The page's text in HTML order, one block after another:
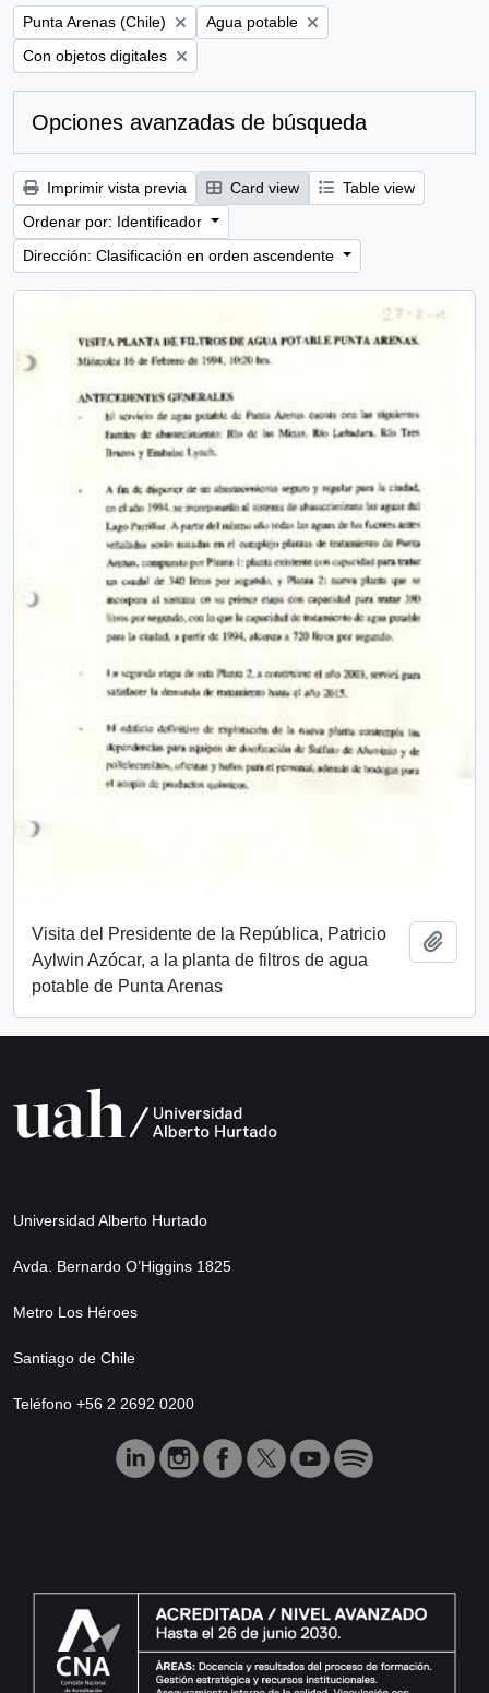
Remove filter:
Punta Arenas (Chile) Remove filter:
Agua potable
Remove filter:
Con objetos digitales
Opciones avanzadas de búsqueda
Imprimir vista previa Card view
Table view
Ordenar por: Identificador
Dirección: Clasificación en orden ascendente
Visita del Presidente de la República, Patricio
Aylwin Azócar, a la planta de filtros de agua
potable de Punta Arenas
Universidad Alberto Hurtado
Avda. Bernardo O’Higgins 1825
Metro Los Héroes
Santiago de Chile
Teléfono +56 2 2692 0200